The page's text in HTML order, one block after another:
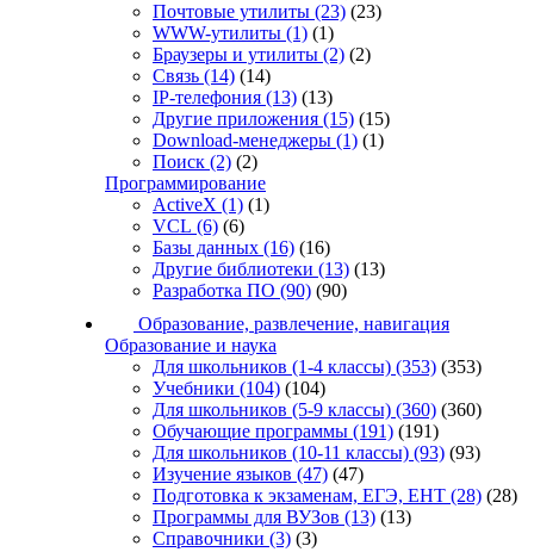
Почтовые утилиты (23) (23)
WWW-утилиты (1) (1)
Браузеры и утилиты (2) (2)
Связь (14) (14)
IP-телефония (13) (13)
Другие приложения (15) (15)
Download-менеджеры (1) (1)
Поиск (2) (2)
Программирование
ActiveX (1) (1)
VCL (6) (6)
Базы данных (16) (16)
Другие библиотеки (13) (13)
Разработка ПО (90) (90)
Образование, развлечение, навигация
Образование и наука
Для школьников (1-4 классы) (353) (353)
Учебники (104) (104)
Для школьников (5-9 классы) (360) (360)
Обучающие программы (191) (191)
Для школьников (10-11 классы) (93) (93)
Изучение языков (47) (47)
Подготовка к экзаменам, ЕГЭ, ЕНТ (28) (28)
Программы для ВУЗов (13) (13)
Справочники (3) (3)